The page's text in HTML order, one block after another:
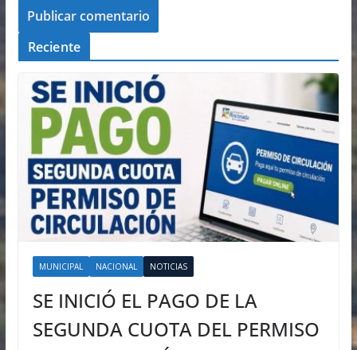
Reciente
MUNICIPAL NACIONAL NOTICIAS
SE INICIÓ EL PAGO DE LA
SEGUNDA CUOTA DEL PERMISO